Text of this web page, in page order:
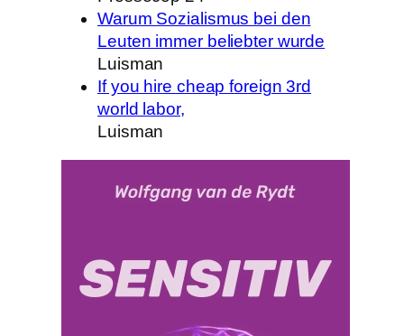
Warum Sozialismus bei den
Leuten immer beliebter wurde
Luisman
If you hire cheap foreign 3rd
world labor,
Luisman